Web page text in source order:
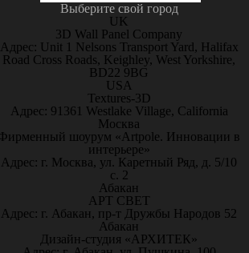
Выберите свой город
UK
3D Wall Panel Company
Адрес: Unit 1 Nelsons Transport Yard, Halifax
Road Cross Roads, Keighley, West Yorkshire,
BD22 9BG
USA
Textures-3D
Адрес: 91361 Westlake Village, California
Москва
шоурум «Artpole. Инновации в
интерьере»
Адрес: г. Москва, ул. Каретный Ряд, д. 5/10
с. 2
Абакан
АРТ СВЕТ
Адрес: г. Абакан, пр-т Дружбы Народов 52
Абакан
Дизайн-студия «АРХИТЕК»